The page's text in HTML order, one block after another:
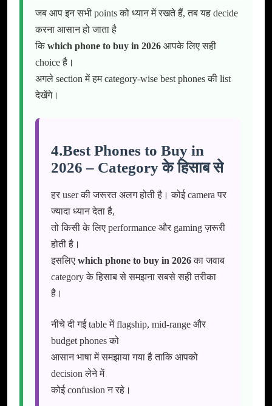
जब आप इन सभी points को ध्यान में रखते हैं, तब यह decide
करना आसान हो जाता है
किwhich phone to buy in 2026 आपके लिए सही
choice है।
अगले section में हम category-wise best phones की list
देखेंगे।
4.Best Phones to Buy in
2026 – Category के हिसाब से
हर user की जरूरत अलग होती है। कोई camera पर
ज्यादा ध्यान देता है,
तो किसी के लिए performance और gaming ज़रूरी
होती है।
इसलिए which phone to buy in 2026का जवाब
category के हिसाब से समझना सबसे सही तरीका
है।
नीचे दी गई table में flagship, mid-range और
budget phones को
आसान भाषा में समझाया गया है ताकि आपको
decision लेने में
कोई confusion न रहे।